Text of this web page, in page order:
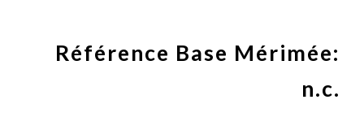
Référence Base Mérimée:
n.c.